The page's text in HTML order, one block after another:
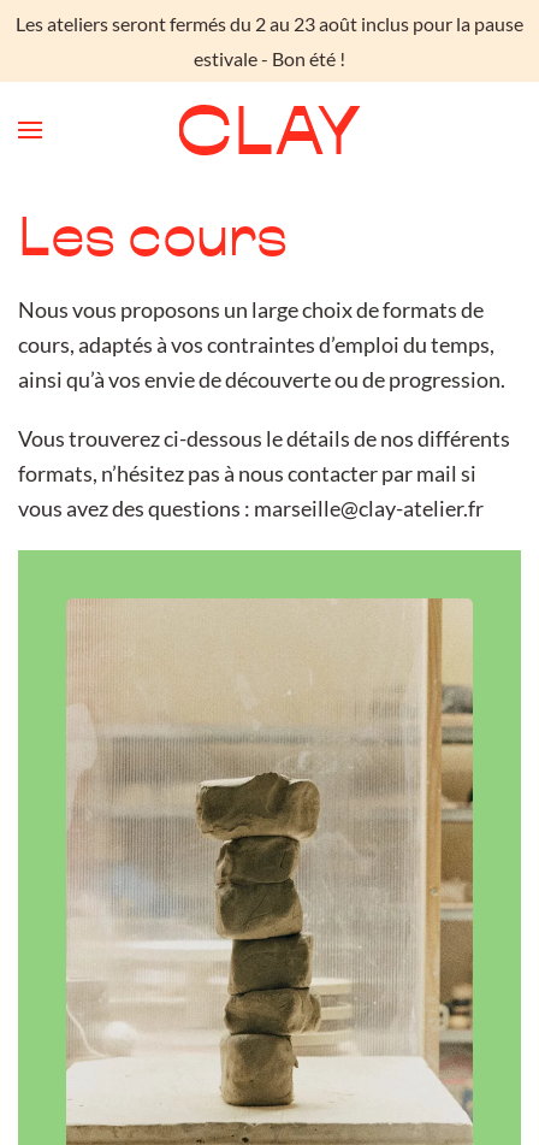
Les ateliers seront fermés du 2 au 23 août inclus pour la pause
estivale - Bon été !
Skip to main content
Les cours
Nous vous proposons un large choix de formats de
cours, adaptés à vos contraintes d’emploi du temps,
ainsi qu’à vos envie de découverte ou de progression.
Vous trouverez ci-dessous le détails de nos différents
formats, n’hésitez pas à nous contacter par mail si
vous avez des questions : marseille@clay-atelier.fr